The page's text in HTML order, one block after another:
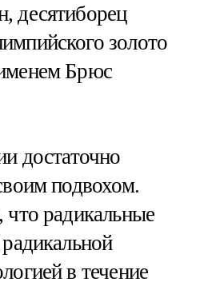
десятиборец
золото
Брюс
достаточно
подвохом.
радикальные
в течение